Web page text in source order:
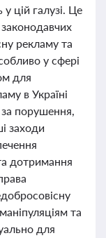
цій галузі. Це
рекламу та
у сфері
для
в Україні
за порушення,
заходи
дотримання
та
для